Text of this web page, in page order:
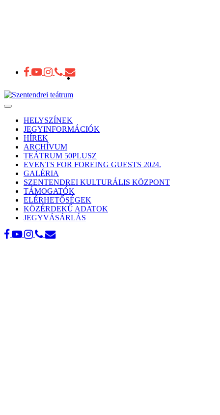
Toggle
navigationHELYSZÍNEK
JEGYINFORMÁCIÓK
HÍREK
ARCHÍVUM
TEÁTRUM 50PLUSZ
EVENTS FOR FOREING GUESTS 2024.
GALÉRIA
SZENTENDREI KULTURÁLIS KÖZPONT
TÁMOGATÓK
ELÉRHETŐSÉGEK
KÖZÉRDEKŰ ADATOK
JEGYVÁSÁRLÁS